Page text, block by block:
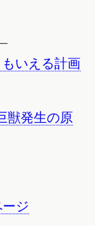
いえる計画
獣発生の原
ジ